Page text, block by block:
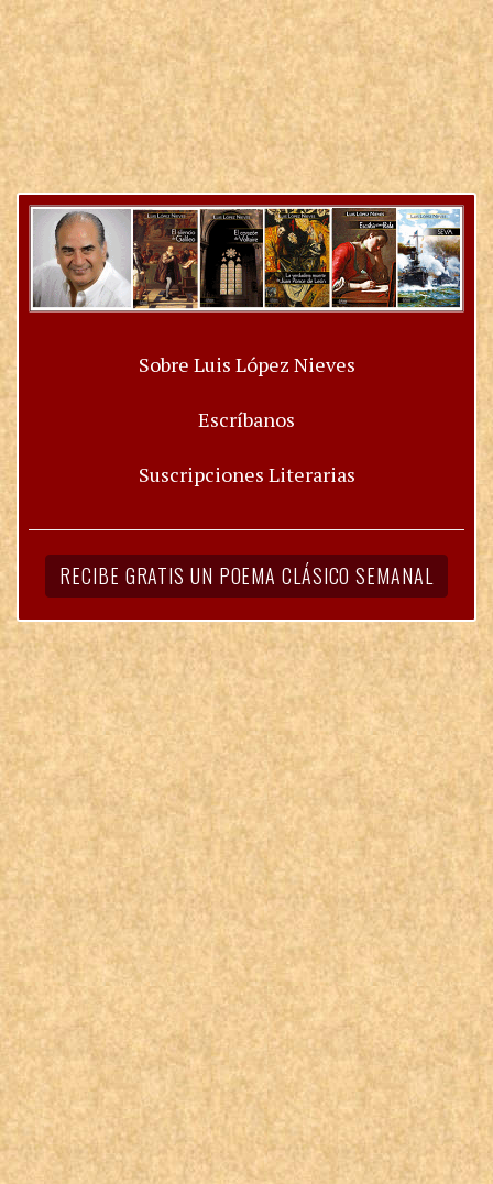
Sobre Luis López Nieves
Escríbanos
Suscripciones Literarias
RECIBE GRATIS UN POEMA CLÁSICO SEMANAL